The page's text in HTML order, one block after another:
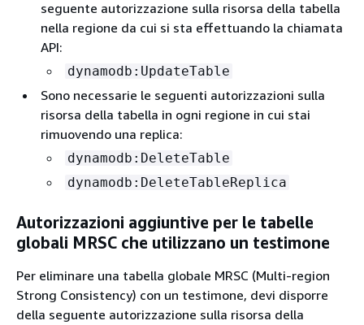
seguente autorizzazione sulla risorsa della tabella
nella regione da cui si sta effettuando la chiamata
API:
dynamodb:UpdateTable
Sono necessarie le seguenti autorizzazioni sulla
risorsa della tabella in ogni regione in cui stai
rimuovendo una replica:
dynamodb:DeleteTable
dynamodb:DeleteTableReplica
Autorizzazioni aggiuntive per le tabelle
globali MRSC che utilizzano un testimone
Per eliminare una tabella globale MRSC (Multi-region
Strong Consistency) con un testimone, devi disporre
della seguente autorizzazione sulla risorsa della